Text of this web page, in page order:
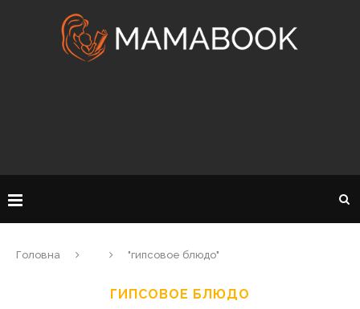
Головна "гипсовое блюдо"
ГИПСОВОЕ БЛЮДО